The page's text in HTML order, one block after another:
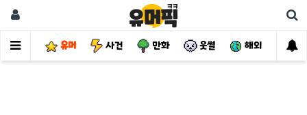
유머 사건 만화 웃썰 해외 핫